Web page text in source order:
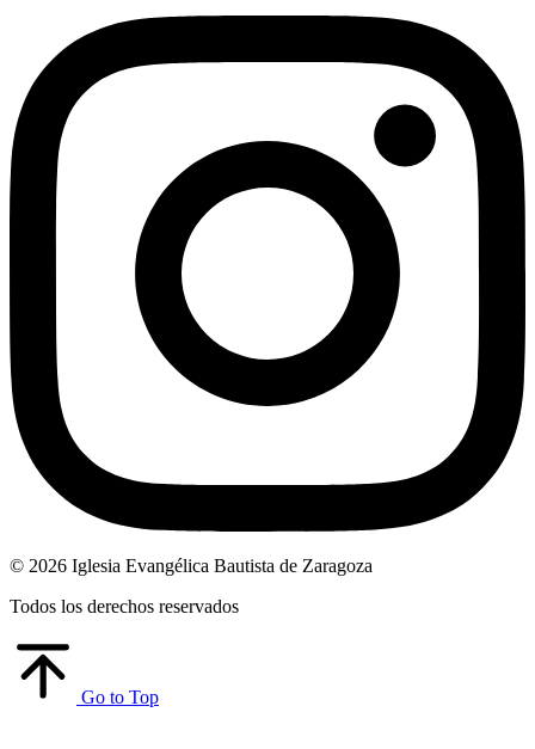
© 2026 Iglesia Evangélica Bautista de Zaragoza
Todos los derechos reservados
Go to Top